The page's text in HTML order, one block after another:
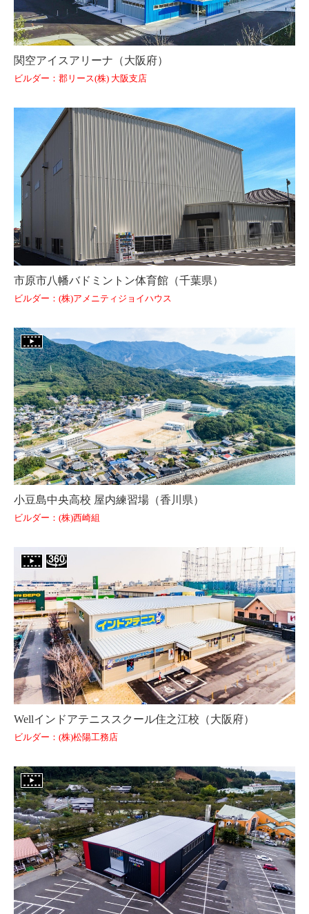
関空アイスアリーナ（大阪府）
ビルダー：郡リース(株) 大阪支店
市原市八幡バドミントン体育館（千葉県）
ビルダー：(株)アメニティジョイハウス
小豆島中央高校 屋内練習場（香川県）
ビルダー：(株)西崎組
Wellインドアテニススクール住之江校（大阪府）
ビルダー：(株)松陽工務店